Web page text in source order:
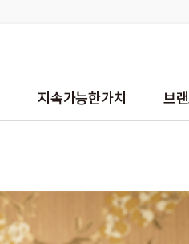
지속가능한가치 브